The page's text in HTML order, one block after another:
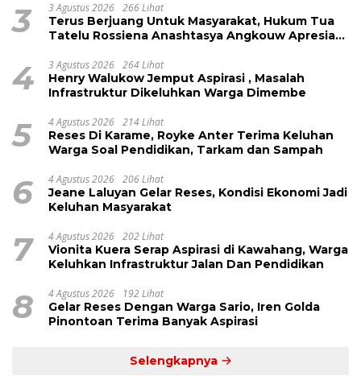
3 3 Agustus 2026 266 Lihat
Terus Berjuang Untuk Masyarakat, Hukum Tua
Tatelu Rossiena Anashtasya Angkouw Apresiasi
4 3 Agustus 2026 264 Lihat
Henry Walukow Jemput Aspirasi , Masalah
Infrastruktur Dikeluhkan Warga Dimembe
5 4 Agustus 2026 214 Lihat
Reses Di Karame, Royke Anter Terima Keluhan
Warga Soal Pendidikan, Tarkam dan Sampah
6 4 Agustus 2026 206 Lihat
Jeane Laluyan Gelar Reses, Kondisi Ekonomi Jadi
Keluhan Masyarakat
7 4 Agustus 2026 202 Lihat
Vionita Kuera Serap Aspirasi di Kawahang, Warga
Keluhkan Infrastruktur Jalan Dan Pendidikan
8 4 Agustus 2026 192 Lihat
Gelar Reses Dengan Warga Sario, Iren Golda
Pinontoan Terima Banyak Aspirasi
Selengkapnya